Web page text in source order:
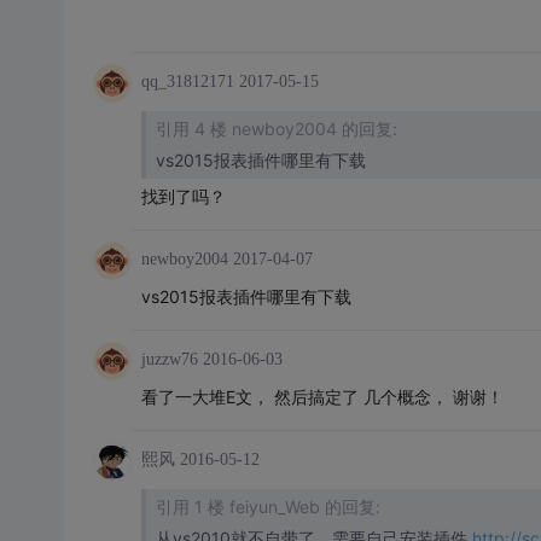
qq_31812171 2017-05-15
引用 4 楼 newboy2004 的回复:
vs2015报表插件哪里有下载
找到了吗？
newboy2004 2017-04-07
vs2015报表插件哪里有下载
juzzw76 2016-06-03
看了一大堆E文， 然后搞定了 几个概念， 谢谢！
熙风 2016-05-12
引用 1 楼 feiyun_Web 的回复: